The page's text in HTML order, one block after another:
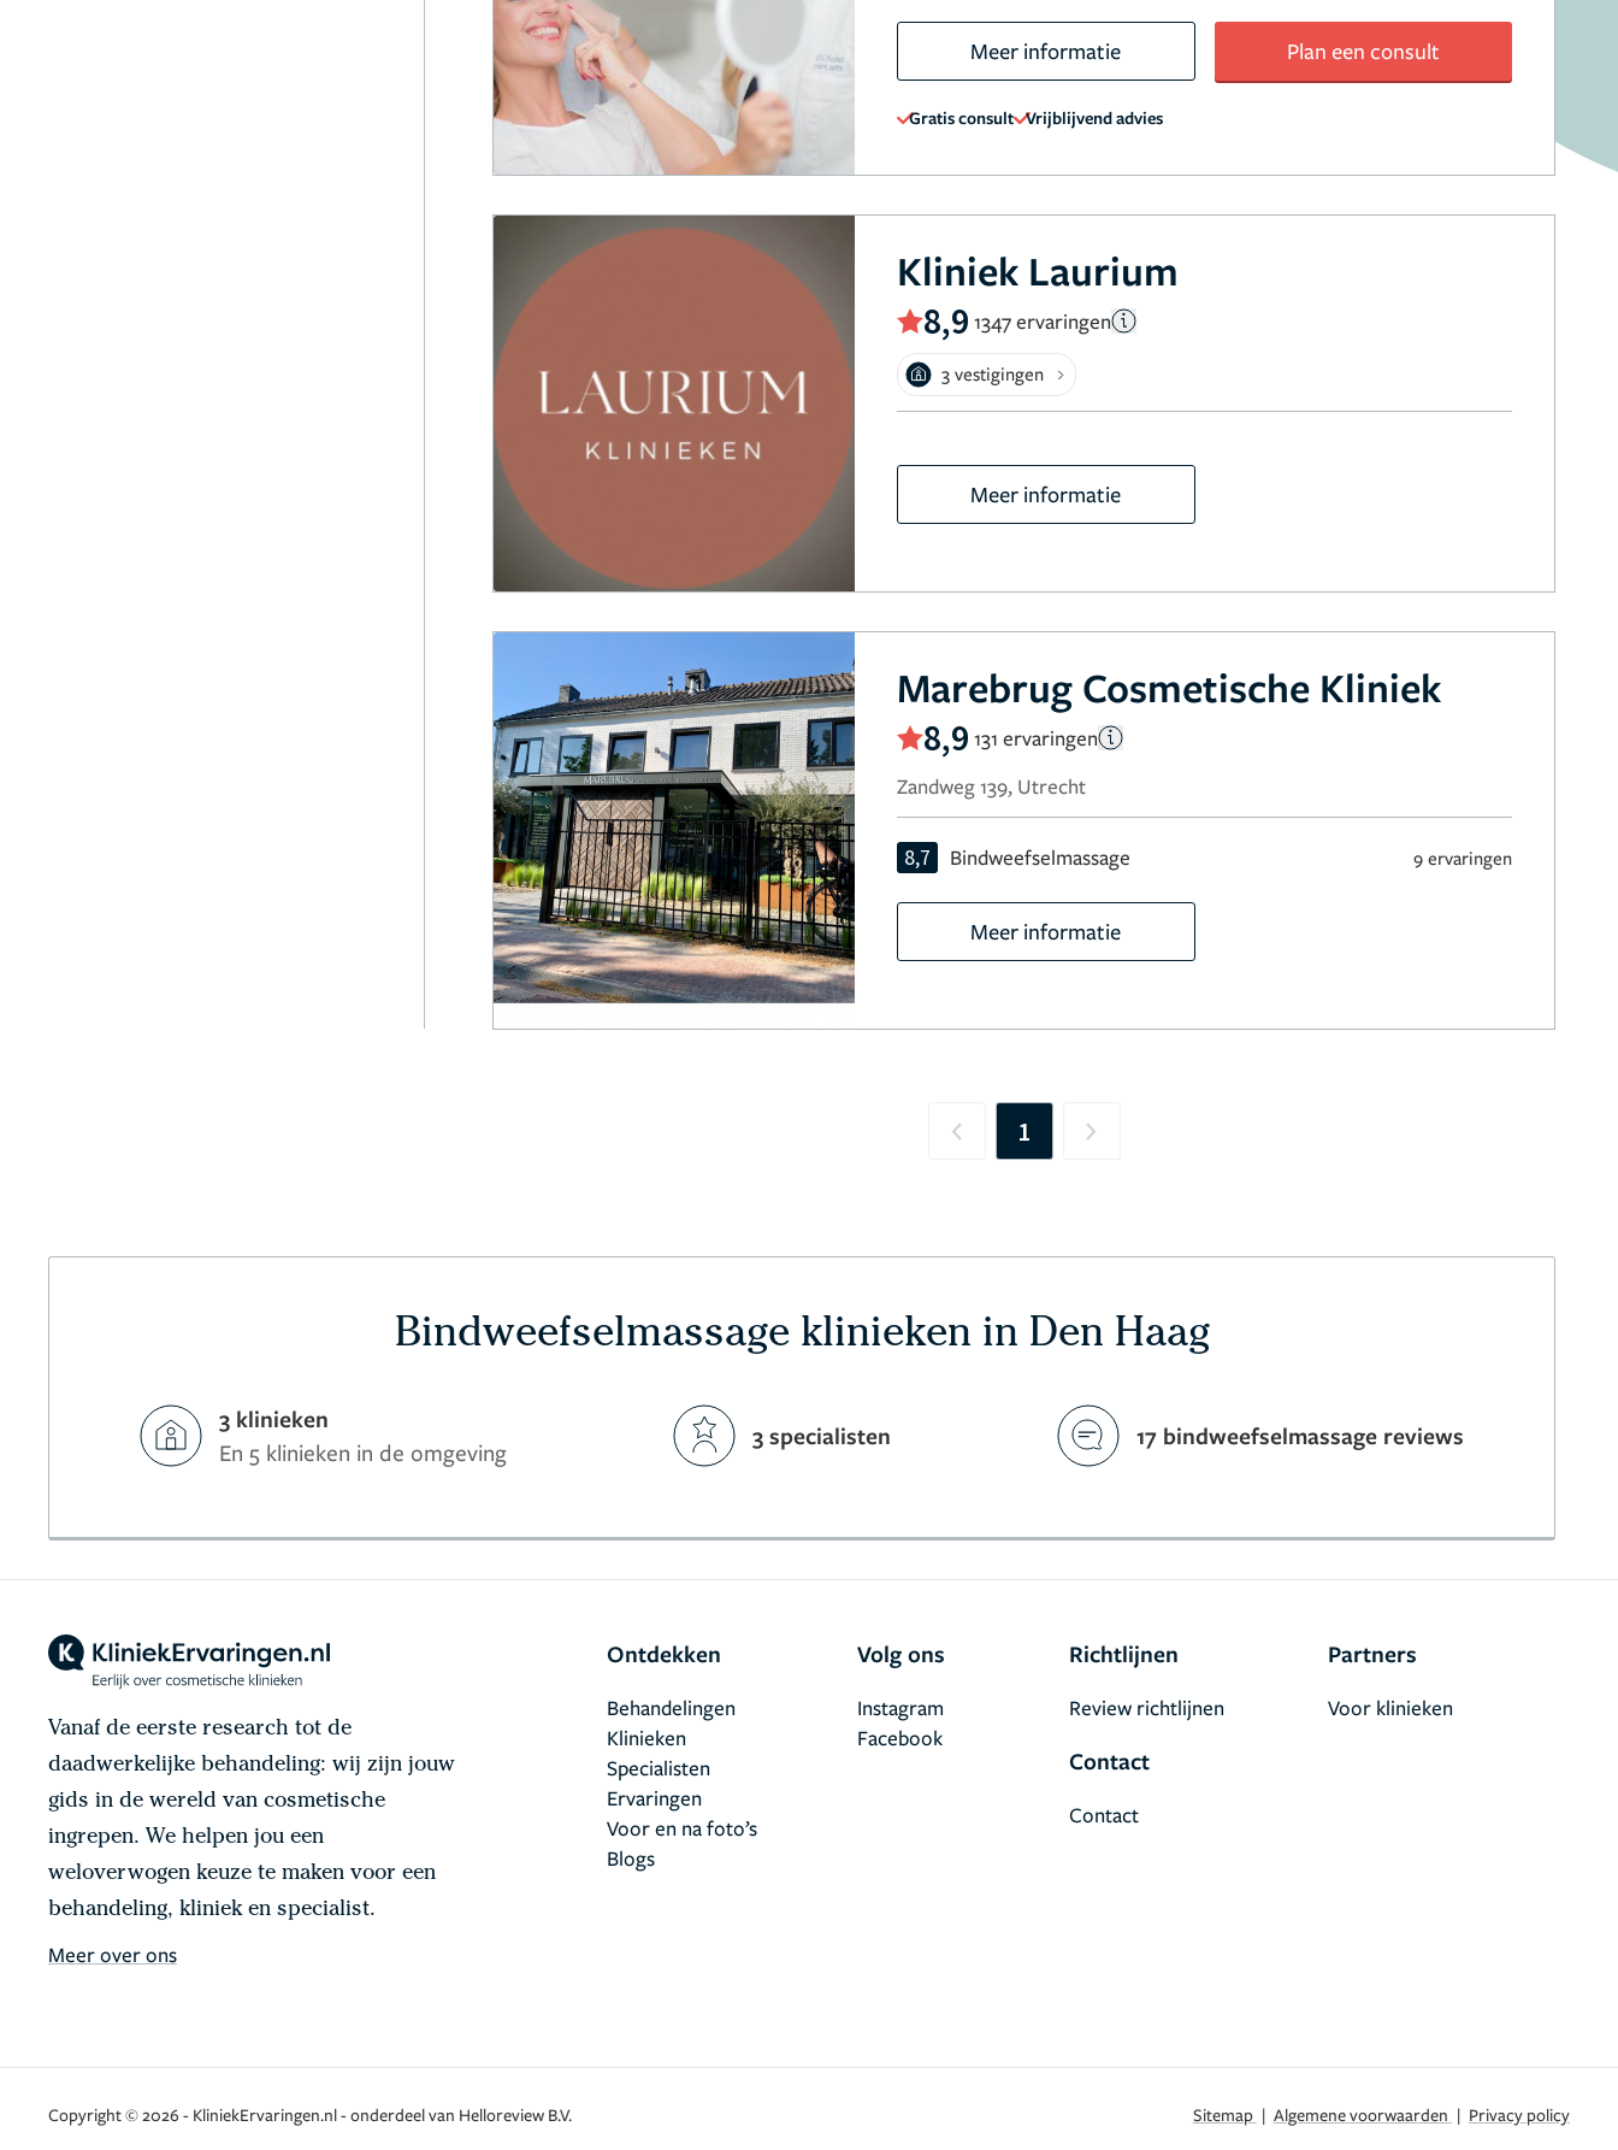
Meer informatie Plan een consult
Gratis consult Vrijblijvend advies
Kliniek Laurium
8,9 1347 ervaringen
3 vestigingen
Meer informatie
Marebrug Cosmetische Kliniek
8,9 131 ervaringen
Zandweg 139, Utrecht
8,7 Bindweefselmassage 9 ervaringen
Meer informatie
Previous
1 Next
Bindweefselmassage klinieken in Den Haag
3 klinieken
En 5 klinieken in de omgeving
3 specialisten 17 bindweefselmassage reviews
Vanaf de eerste research tot de
daadwerkelijke behandeling: wij zijn jouw
gids in de wereld van cosmetische
ingrepen. We helpen jou een
weloverwogen keuze te maken voor een
behandeling, kliniek en specialist.
Meer over ons
Ontdekken
Behandelingen
Klinieken
Specialisten
Ervaringen
Voor en na foto’s
Blogs
Volg ons
Facebook
Instagram
Richtlijnen
Review richtlijnen
Contact
Contact
Partners
Voor klinieken
Copyright © 2026 - KliniekErvaringen.nl - onderdeel van Helloreview B.V. Sitemap | Algemene voorwaarden | Privacy policy